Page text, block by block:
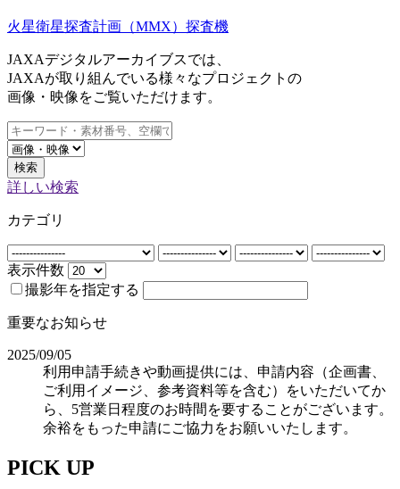
火星衛星探査計画（MMX）探査機
JAXAデジタルアーカイブスでは、
JAXAが取り組んでいる様々なプロジェクトの
画像・映像をご覧いただけます。
検索
詳しい検索
カテゴリ
表示件数
撮影年を指定する
重要なお知らせ
2025/09/05
利用申請手続きや動画提供には、申請内容（企画書、
ご利用イメージ、参考資料等を含む）をいただいてか
ら、5営業日程度のお時間を要することがございます。
余裕をもった申請にご協力をお願いいたします。
PICK UP